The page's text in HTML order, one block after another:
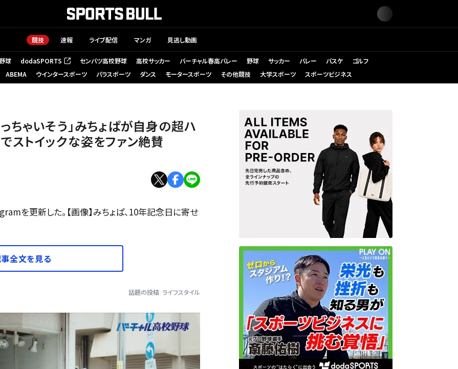
競技 速報 ライブ配信 マンガ 見逃し動画
球 dodaSPORTS
（新しいタブで開く） センバツ高校野球 高校サッカー バーチャル春高バレー 野球 サッカー バレー バスケ
ゴルフ
ABEMA ウインタースポーツ パラスポーツ ダンス モータースポーツ その他競技 大学スポーツ スポーツビジネス
ちゃいそう」みちょぱが自身の超ハ
ストイックな姿をファン絶賛
を更新した。【画像】みちょぱ、10年記念日に寄せ
全文を見る
話題の投稿 ライフスタイル